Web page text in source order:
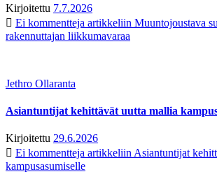
Kirjoitettu 7.7.2026
Ei kommentteja artikkeliin Muuntojoustava
rakennuttajan liikkumavaraa
Jethro Ollaranta
Asiantuntijat kehittävät uutta mallia
Kirjoitettu 29.6.2026
Ei kommentteja artikkeliin Asiantuntijat
kampusasumiselle